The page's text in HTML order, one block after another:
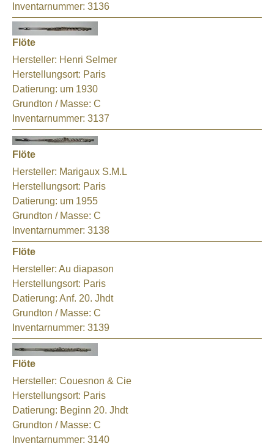
Inventarnummer: 3136
Flöte
Hersteller: Henri Selmer
Herstellungsort: Paris
Datierung: um 1930
Grundton / Masse: C
Inventarnummer: 3137
Flöte
Hersteller: Marigaux S.M.L
Herstellungsort: Paris
Datierung: um 1955
Grundton / Masse: C
Inventarnummer: 3138
Flöte
Hersteller: Au diapason
Herstellungsort: Paris
Datierung: Anf. 20. Jhdt
Grundton / Masse: C
Inventarnummer: 3139
Flöte
Hersteller: Couesnon & Cie
Herstellungsort: Paris
Datierung: Beginn 20. Jhdt
Grundton / Masse: C
Inventarnummer: 3140